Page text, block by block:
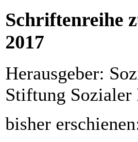
Schriftenreihe
2017
Herausgeber:
Stiftung Sozialer
bisher